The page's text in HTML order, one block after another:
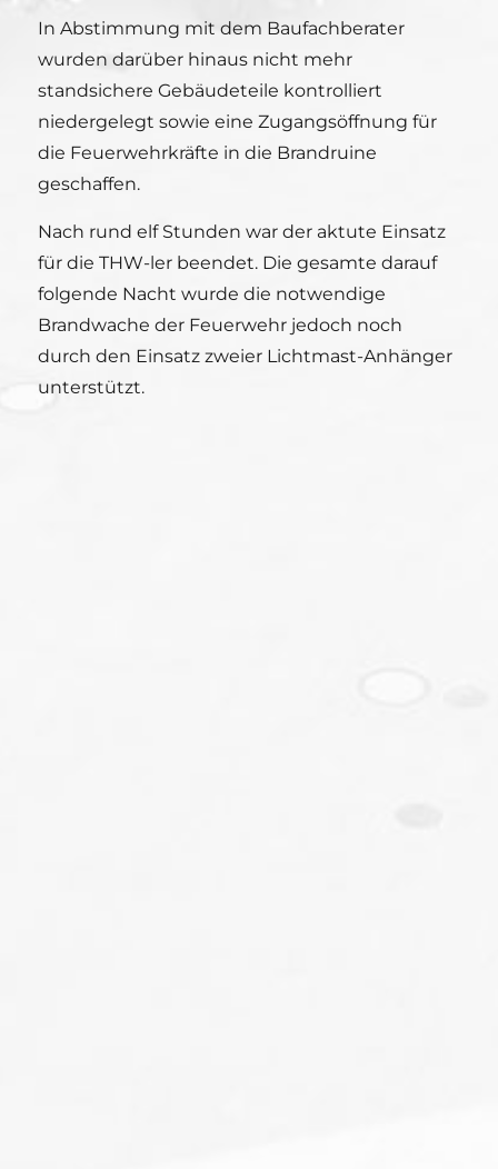
In Abstimmung mit dem Baufachberater
wurden darüber hinaus nicht mehr
standsichere Gebäudeteile kontrolliert
niedergelegt sowie eine Zugangsöffnung für
die Feuerwehrkräfte in die Brandruine
geschaffen.
Nach rund elf Stunden war der aktute Einsatz
für die THW-ler beendet. Die gesamte darauf
folgende Nacht wurde die notwendige
Brandwache der Feuerwehr jedoch noch
durch den Einsatz zweier Lichtmast-Anhänger
unterstützt.